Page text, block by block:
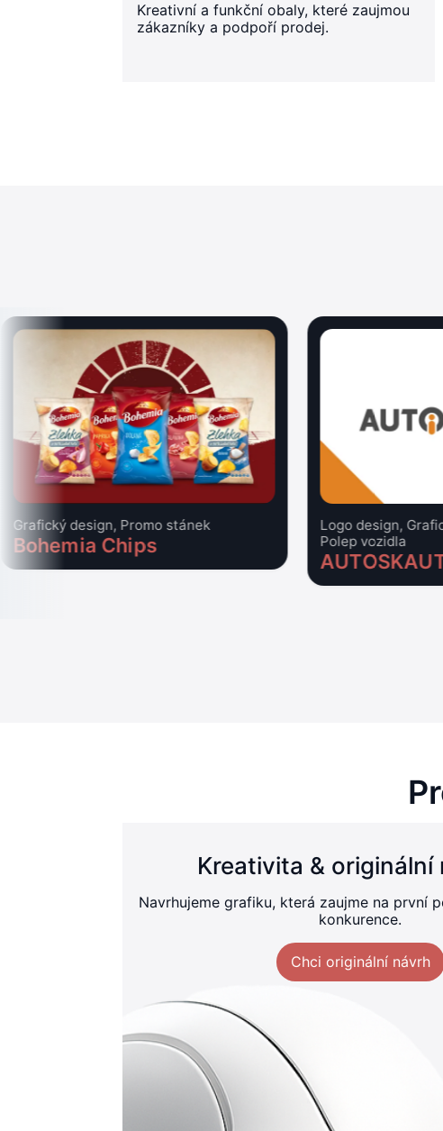
Kreativní a funkční obaly, které zaujmou
zákazníky a podpoří prodej.
Grafický design, Promo stánek
Bohemia Chips
Logo design,
Polep vozidla
Kreativita & originální
Navrhujeme grafiku, která zaujme na první
konkurence.
Chci originální návrh